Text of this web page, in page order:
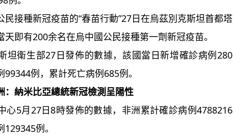
接種新冠疫苗的“春苗行動”27日在烏茲別克斯坦首都塔
即有200余名在烏中國公民接種第一劑新冠疫苗。
衛生部27日發佈的數據，該國當日新增確診病例280
例，累計死亡病例685例。
：納米比亞總統新冠檢測呈陽性
5月27日8時發佈的數據，非洲累計確診病例4788216
例。